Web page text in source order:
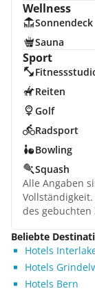
Wellness
Sonnendeck
Sauna
Sport
Reiten
Golf
Radsport
Bowling
Squash
Alle Angaben
des gebuchten
Beliebte
Hotels
Hotels
Hotels Bern